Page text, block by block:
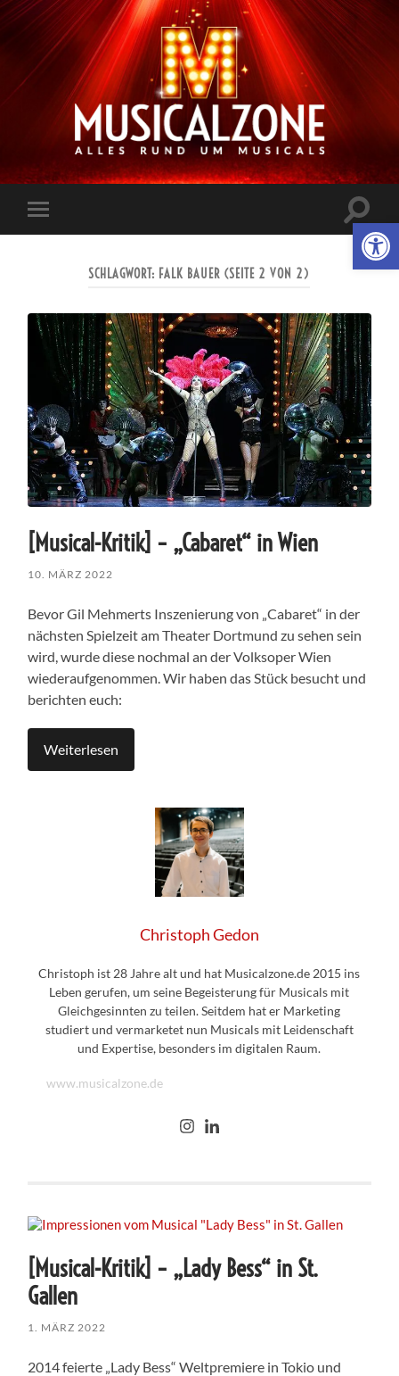
Musicalzone.de
Mobile-
Menü
ein-/
SCHLAGWORT: FALK BAUER (SEITE 2 VON 2)
[Musical-Kritik] – „Cabaret“ in Wien
10. MÄRZ 2022
Bevor Gil Mehmerts Inszenierung von „Cabaret“ in der
nächsten Spielzeit am Theater Dortmund zu sehen sein
wird, wurde diese nochmal an der Volksoper Wien
wiederaufgenommen. Wir haben das Stück besucht und
berichten euch:
Weiterlesen
Christoph Gedon
Christoph ist 28 Jahre alt und hat Musicalzone.de 2015 ins
Leben gerufen, um seine Begeisterung für Musicals mit
Gleichgesinnten zu teilen. Seitdem hat er Marketing
studiert und vermarketet nun Musicals mit Leidenschaft
und Expertise, besonders im digitalen Raum.
www.musicalzone.de
[Musical-Kritik] – „Lady Bess“ in St.
Gallen
1. MÄRZ 2022
2014 feierte „Lady Bess“ Weltpremiere in Tokio und